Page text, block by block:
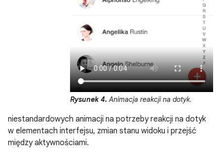
Rysunek 4. Animacja reakcji na dotyk.
niestandardowych animacji na potrzeby reakcji na dotyk
w elementach interfejsu, zmian stanu widoku i przejść
między aktywnościami.